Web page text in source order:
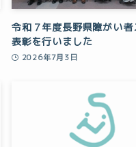
令和７年度長野県障がい者
表彰を行いました
2026年7月3日